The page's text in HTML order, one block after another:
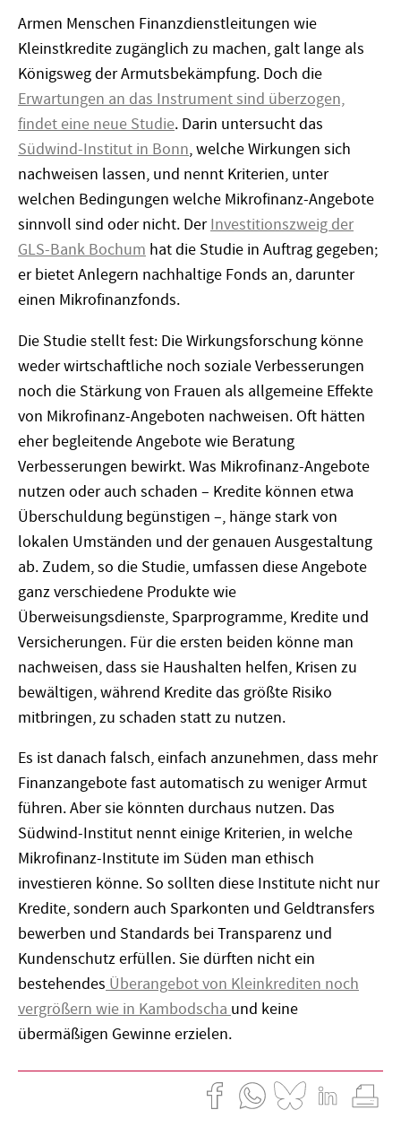
Armen Menschen Finanzdienstleitungen wie
Kleinstkredite zugänglich zu machen, galt lange als
Königsweg der Armutsbekämpfung. Doch die
Erwartungen an das Instrument sind überzogen,
findet eine neue Studie. Darin untersucht das
Südwind-Institut in Bonn, welche Wirkungen sich
nachweisen lassen, und nennt Kriterien, unter
welchen Bedingungen welche Mikrofinanz-Angebote
sinnvoll sind oder nicht. DerInvestitionszweig der
GLS-Bank Bochum hat die Studie in Auftrag gegeben;
er bietet Anlegern nachhaltige Fonds an, darunter
einen Mikrofinanzfonds.
Die Studie stellt fest: Die Wirkungsforschung könne
weder wirtschaftliche noch soziale Verbesserungen
noch die Stärkung von Frauen als allgemeine Effekte
von Mikrofinanz-Angeboten nachweisen. Oft hätten
eher begleitende Angebote wie Beratung
Verbesserungen bewirkt. Was Mikrofinanz-Angebote
nutzen oder auch schaden – Kredite können etwa
Überschuldung begünstigen –, hänge stark von
lokalen Umständen und der genauen Ausgestaltung
ab. Zudem, so die Studie, umfassen diese Angebote
ganz verschiedene Produkte wie
Überweisungsdienste, Sparprogramme, Kredite und
Versicherungen. Für die ersten beiden könne man
nachweisen, dass sie Haushalten helfen, Krisen zu
bewältigen, während Kredite das größte Risiko
mitbringen, zu schaden statt zu nutzen.
Es ist danach falsch, einfach anzunehmen, dass mehr
Finanzangebote fast automatisch zu weniger Armut
führen. Aber sie könnten durchaus nutzen. Das
Südwind-Institut nennt einige Kriterien, in welche
Mikrofinanz-Institute im Süden man ethisch
investieren könne. So sollten diese Institute nicht nur
Kredite, sondern auch Sparkonten und Geldtransfers
bewerben und Standards bei Transparenz und
Kundenschutz erfüllen. Sie dürften nicht ein
bestehendes Überangebot von Kleinkrediten noch
vergrößern wie in Kambodscha und keine
übermäßigen Gewinne erzielen.